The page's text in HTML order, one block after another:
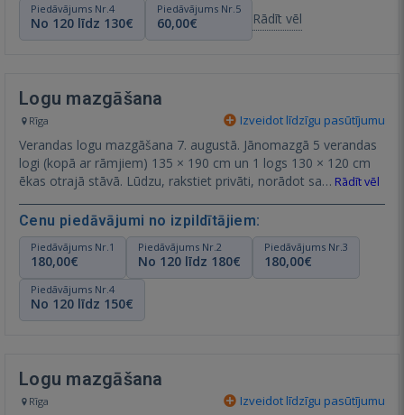
Piedāvājums Nr.4
No 120 līdz 130€
Piedāvājums Nr.5
60,00€ Rādīt vēl
Logu mazgāšana
Rīga Izveidot līdzīgu pasūtījumu
Verandas logu mazgāšana 7. augustā. Jānomazgā 5 verandas
logi (kopā ar rāmjiem) 135 × 190 cm un 1 logs 130 × 120 cm
ēkas otrajā stāvā. Lūdzu, rakstiet privāti, norādot sa… Rādīt vēl
Cenu piedāvājumi no izpildītājiem:
Piedāvājums Nr.1
180,00€
Piedāvājums Nr.2
No 120 līdz 180€
Piedāvājums Nr.3
180,00€
Piedāvājums Nr.4
No 120 līdz 150€
Logu mazgāšana
Rīga Izveidot līdzīgu pasūtījumu